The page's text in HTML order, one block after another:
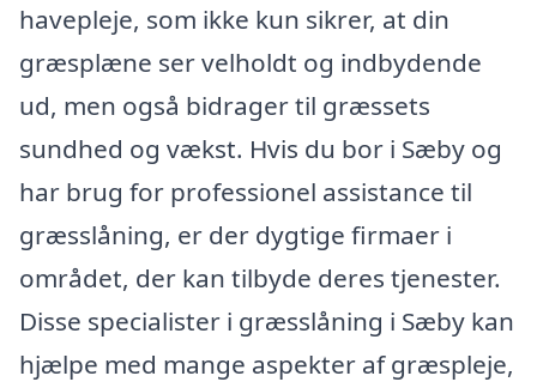
havepleje, som ikke kun sikrer, at din
græsplæne ser velholdt og indbydende
ud, men også bidrager til græssets
sundhed og vækst. Hvis du bor i Sæby og
har brug for professionel assistance til
græsslåning, er der dygtige firmaer i
området, der kan tilbyde deres tjenester.
Disse specialister i græsslåning i Sæby kan
hjælpe med mange aspekter af græspleje,